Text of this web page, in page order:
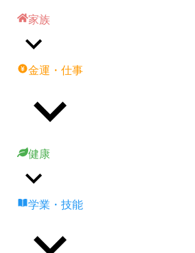
家族
金運・仕事
健康
学業・技能